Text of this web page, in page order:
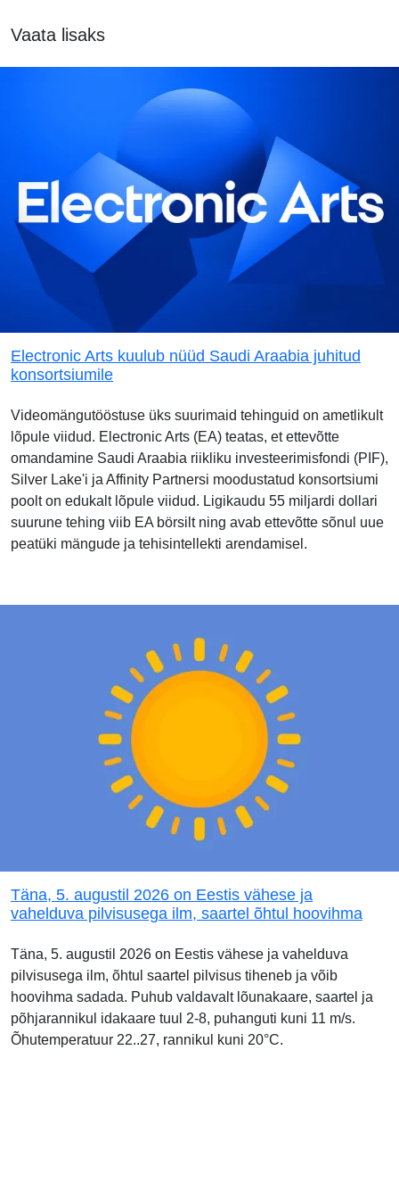
Vaata lisaks
Electronic Arts kuulub nüüd Saudi Araabia juhitud
konsortsiumile
Videomängutööstuse üks suurimaid tehinguid on ametlikult
lõpule viidud. Electronic Arts (EA) teatas, et ettevõtte
omandamine Saudi Araabia riikliku investeerimisfondi (PIF),
Silver Lake'i ja Affinity Partnersi moodustatud konsortsiumi
poolt on edukalt lõpule viidud. Ligikaudu 55 miljardi dollari
suurune tehing viib EA börsilt ning avab ettevõtte sõnul uue
peatüki mängude ja tehisintellekti arendamisel.
Täna, 5. augustil 2026 on Eestis vähese ja
vahelduva pilvisusega ilm, saartel õhtul hoovihma
Täna, 5. augustil 2026 on Eestis vähese ja vahelduva
pilvisusega ilm, õhtul saartel pilvisus tiheneb ja võib
hoovihma sadada. Puhub valdavalt lõunakaare, saartel ja
põhjarannikul idakaare tuul 2-8, puhanguti kuni 11 m/s.
Õhutemperatuur 22..27, rannikul kuni 20°C.